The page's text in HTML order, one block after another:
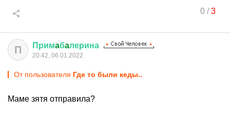
0/3
П Примaбaлерина
20:42, 06.01.2022
От пользователя Где то были кеды..
Маме зятя отправила?